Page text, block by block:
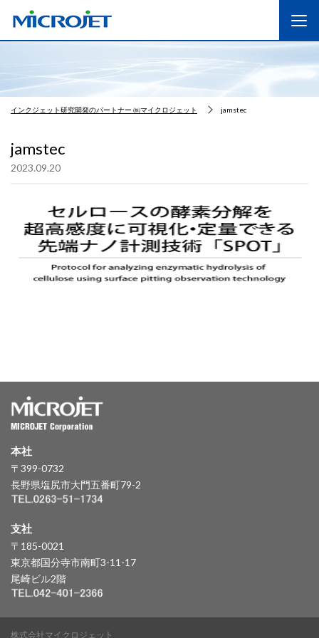
インクジェット研究開発のパートナー ㈱マイクロジェット jamstec
jamstec
2023.09.20
本社
〒399-0732
長野県塩尻市大門五番町79-2
支社
〒185-0021
東京都国分寺市南町3-11-17
尾崎ビル2階
株式会社マイクロジェット